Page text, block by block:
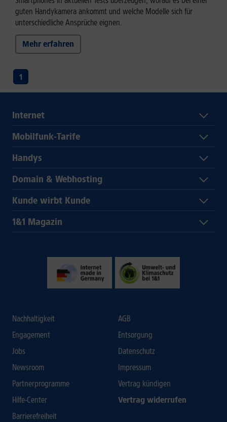
guten Handykamera ankommt und welche Modelle sich für
unterschiedliche Ansprüche eignen.
Mehr erfahren
1
Internet
Mobilfunk-Tarife
Handys
Domain & Webhosting
Kunde wirbt Kunde
1&1 Magazin
Nachhaltigkeit
Engagement
Jobs
Newsroom
Partnerprogramme
Hilfe-Center
Barrierefreiheit
AGB
Entsorgung
Datenschutz
Impressum
Vertrag kündigen
Vertrag widerrufen